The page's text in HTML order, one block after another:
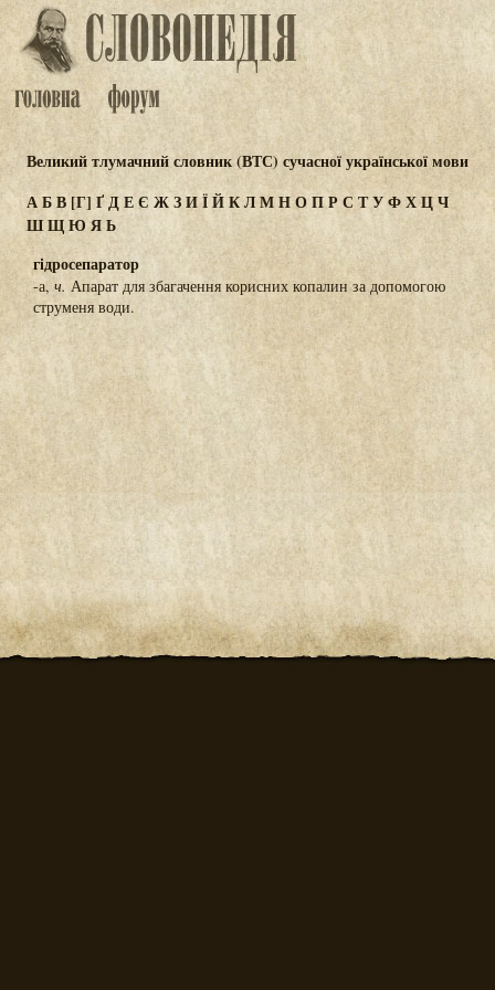
Великий тлумачний словник (ВТС) сучасної української мови
АБВ[Г] ҐДЕЄ ЖЗИЇЙКЛМНОПР СТУФХЦЧ
ШЩЮЯЬ
гідросепаратор
-а, ч. Апарат для збагачення корисних копалин за допомогою
струменя води.